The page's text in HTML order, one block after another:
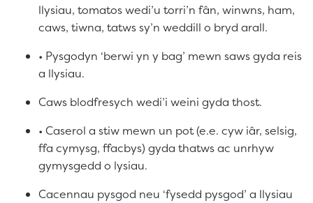
llysiau, tomatos wedi’u torri’n fân, winwns, ham,
caws, tiwna, tatws sy’n weddill o bryd arall.
• Pysgodyn ‘berwi yn y bag’ mewn saws gyda reis
a llysiau.
Caws blodfresych wedi’i weini gyda thost.
• Caserol a stiw mewn un pot (e.e. cyw iâr, selsig,
ffa cymysg, ffacbys) gyda thatws ac unrhyw
gymysgedd o lysiau.
Cacennau pysgod neu ‘fysedd pysgod’ a llysiau